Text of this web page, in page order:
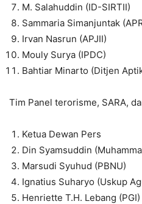
M. Salahuddin (ID-SIRTII)
Sammaria Simanjuntak
Irvan Nasrun (APJII)
Mouly Surya (IPDC)
Bahtiar Minarto (Ditjen
Tim Panel terorisme, SARA,
Ketua Dewan Pers
Din Syamsuddin
Marsudi Syuhud (PBNU)
Ignatius Suharyo (Uskup
Henriette T.H. Lebang (PGI)